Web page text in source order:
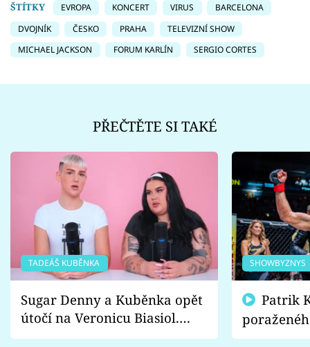
ŠTÍTKY
EVROPA KONCERT VIRUS
BARCELONA
DVOJNÍK
ČESKO PRAHA
TELEVIZNÍ SHOW
MICHAEL JACKSON
FORUM KARLÍN SERGIO CORTES
PŘEČTĚTE SI TAKÉ
TADEÁŠ KUBĚNKA
Sugar Denny a Kuběnka opět
útočí na Veronicu Biasiol.
Proč je podle nich falešná a
SHOWBYZNYS
fanoušci